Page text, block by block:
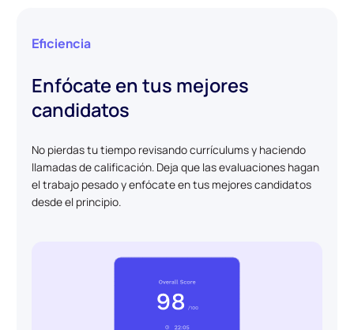
Eficiencia
Enfócate en tus mejores
candidatos
No pierdas tu tiempo revisando currículums y haciendo
llamadas de calificación. Deja que las evaluaciones hagan
el trabajo pesado y enfócate en tus mejores candidatos
desde el principio.